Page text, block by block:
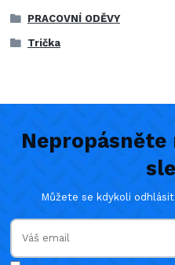
PRACOVNÍ ODĚVY
Trička
Nepropásněte
Můžete se kdykoli